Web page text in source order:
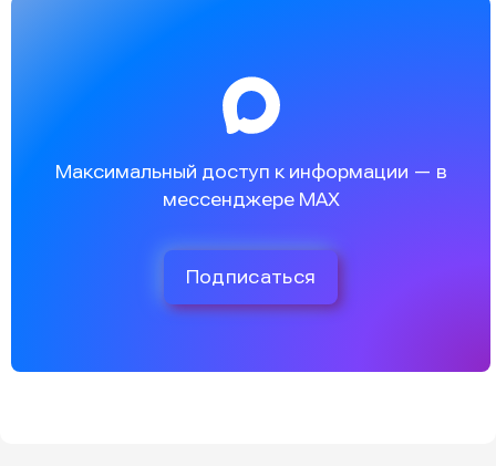
Максимальный доступ к информации — в
мессенджере MAX
Подписаться